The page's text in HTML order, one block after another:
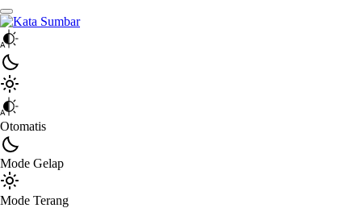
Kata Sumbar
Berita Sumbar Hari Ini
Otomatis
Mode Gelap
Mode Terang